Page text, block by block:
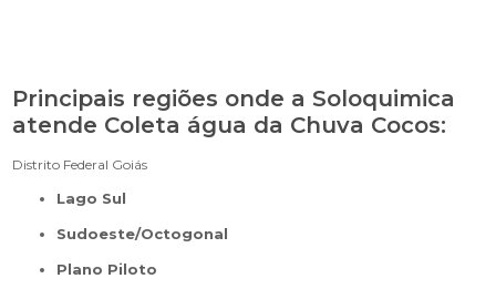
Principais regiões onde a Soloquimica
atende Coleta água da Chuva Cocos:
Distrito Federal Goiás
Lago Sul
Sudoeste/Octogonal
Plano Piloto